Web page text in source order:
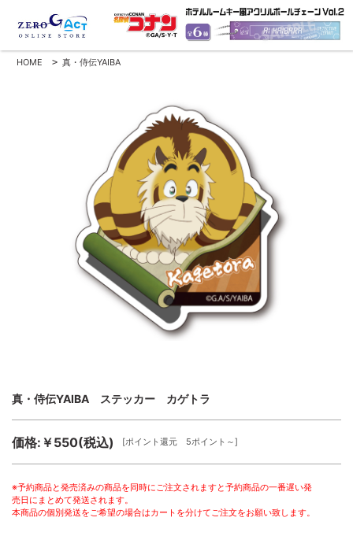
HOME > 真・侍伝YAIBA
真・侍伝YAIBA ステッカー カゲトラ
価格:￥550(税込) [ポイント還元 5ポイント～]
※予約商品と発売済みの商品を同時にご注文されますと予約商品の一番遅い発
売日にまとめて発送されます。
本商品の個別発送をご希望の場合はカートを分けてご注文をお願い致します。